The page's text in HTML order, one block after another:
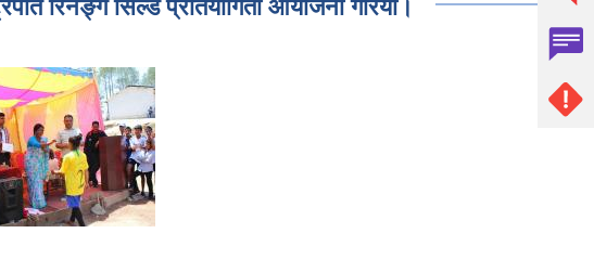
रिनङ्ग सिल्ड प्रतियाेगिता आयाेजना गरियाे।